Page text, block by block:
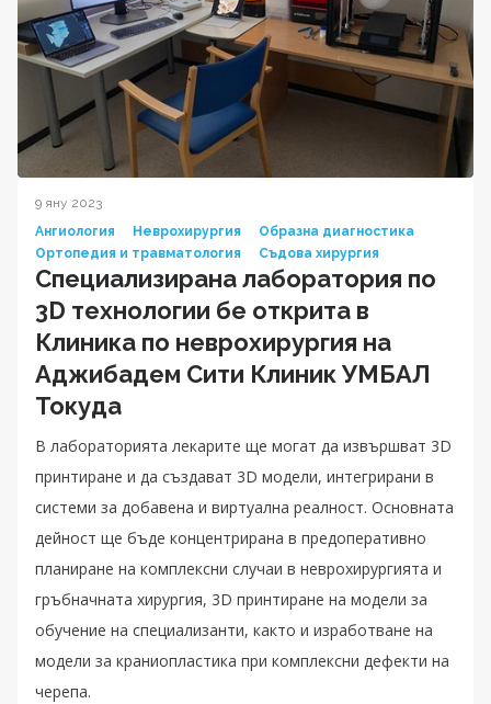
9 яну 2023
Ангиология
Неврохирургия
Образна диагностика
Ортопедия и травматология
Съдова хирургия
Специализирана лаборатория по
3D технологии бе открита в
Клиника по неврохирургия на
Аджибадем Сити Клиник УМБАЛ
Токуда
В лабораторията лекарите ще могат да извършват 3D
принтиране и да създават 3D модели, интегрирани в
системи за добавена и виртуална реалност. Основната
дейност ще бъде концентрирана в предоперативно
планиране на комплексни случаи в неврохирургията и
гръбначната хирургия, 3D принтиране на модели за
обучение на специализанти, както и изработване на
модели за краниопластика при комплексни дефекти на
черепа.